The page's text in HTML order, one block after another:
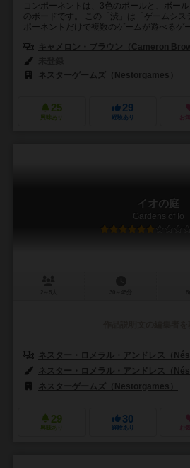
コンポーネントは、3色のボールと、ボー
のボードです。 この「渋」は「ゲームシス
ポーネントだけで複数のゲームが遊べるゲ
キャメロン・ブラウン（Cameron
ネスターゲームズ（Nestorgames）
25
興味あり
29
経験あり お
イオの庭
Gardens of Io
ネスター・ロメラル・アンドレス（
ネスター・ロメラル・アンドレス（
ネスターゲームズ（Nestorgames）
29
興味あり
30
経験あり お